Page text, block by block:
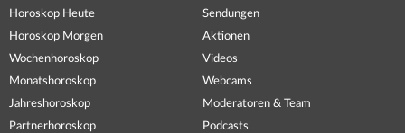
Horoskop Heute
Horoskop Morgen
Wochenhoroskop
Monatshoroskop
Jahreshoroskop
Partnerhoroskop
Sendungen
Aktionen
Videos
Webcams
Moderatoren & Team
Podcasts